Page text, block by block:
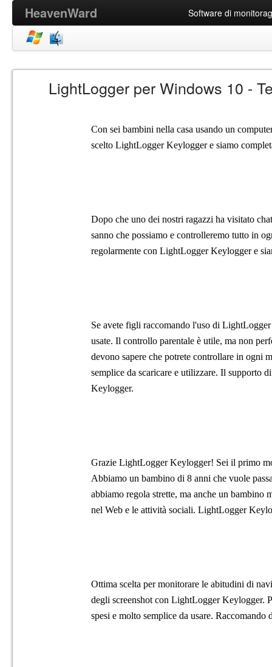
HeavenWard Software di
LightLogger per Windows 10 -
Con sei bambini nella casa usando un
scelto LightLogger Keylogger e siamo
Dopo che uno dei nostri ragazzi ha visitato
sanno che possiamo e controlleremo tutto in
regolarmente con LightLogger Keylogger e
Se avete figli raccomando l'uso di
usate. Il controllo parentale è utile, ma non
devono sapere che potrete controllare in ogni
semplice da scaricare e utilizzare. Il
Keylogger.
Grazie LightLogger Keylogger! Sei il primo
Abbiamo un bambino di 8 anni che vuole
abbiamo regola strette, ma anche un bambino
nel Web e le attività sociali. LightLogger
Ottima scelta per monitorare le abitudini di
degli screenshot con LightLogger Keylogger.
spesi e molto semplice da usare.